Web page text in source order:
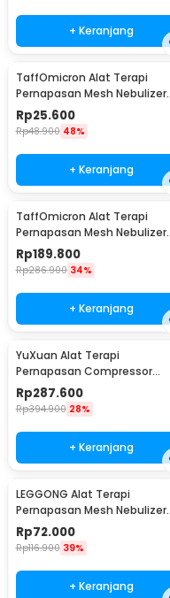
+ Keranjang
TaffOmicron Alat Terapi
Pernapasan Mesh Nebulizer
Inhaler Atomizer Baterai AA -
JSL-W302
Rp25.600
Rp48.900 48%
+ Keranjang
TaffOmicron Alat Terapi
Pernapasan Mesh Nebulizer
Inhaler Atomizer - YK-N3AA
Rp189.800
Rp286.900 34%
+ Keranjang
YuXuan Alat Terapi
Pernapasan Compressor
Nebulizer Inhaler Atomizer -
CNB-69021
Rp287.600
Rp394.900 28%
+ Keranjang
LEGGONG Alat Terapi
Pernapasan Mesh Nebulizer
Portable Inhaler Plug In - HSK-
W005
Rp72.000
Rp116.900 39%
+ Keranjang